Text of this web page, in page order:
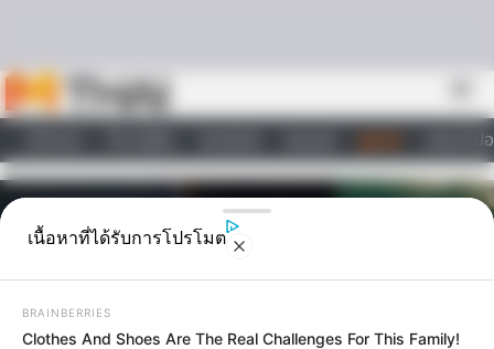
วอลเปเ
ไลฟ์สไตล์
เนื้อหาที่ได้รับการโปรโมต
BRAINBERRIES
Clothes And Shoes Are The Real Challenges For This Family!